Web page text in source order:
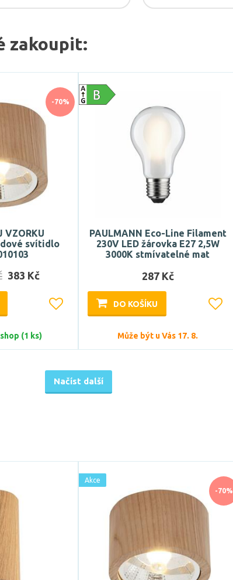
zakoupit:
-70%
VZORKU
svítidlo
383 Kč
(1 ks)
PAULMANN Eco-Line Filament
230V LED žárovka E27 2,5W
3000K stmívatelné mat
287 Kč
DO KOŠÍKU
Může být u Vás 17. 8.
Načíst další
-70%
Akce